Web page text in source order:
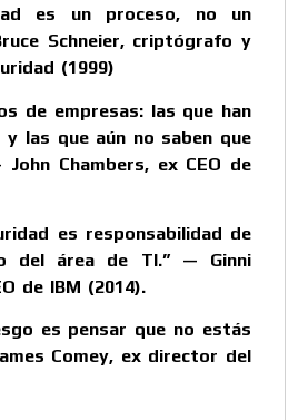
es un proceso, no un
Schneier, criptógrafo y
(1999)
de empresas: las que han
y las que aún no saben que
Chambers, ex CEO de
es responsabilidad de
del área de TI.” — Ginni
de IBM (2014).
es pensar que no estás
Comey, ex director del